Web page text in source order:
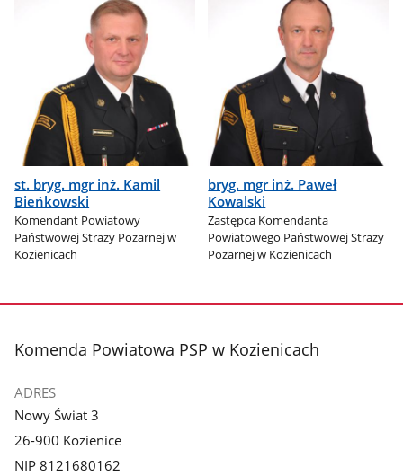
st. bryg. mgr inż. Kamil
Bieńkowski
Komendant Powiatowy
Państwowej Straży Pożarnej w
Kozienicach
bryg. mgr inż. Paweł
Kowalski
Zastępca Komendanta
Powiatowego Państwowej Straży
Pożarnej w Kozienicach
stopka
Komenda Powiatowa PSP w Kozienicach
ADRES
Nowy Świat 3
26-900 Kozienice
NIP 8121680162